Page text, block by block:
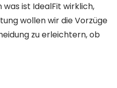
ist IdealFit wirklich,
wollen wir die Vorzüge
zu erleichtern, ob